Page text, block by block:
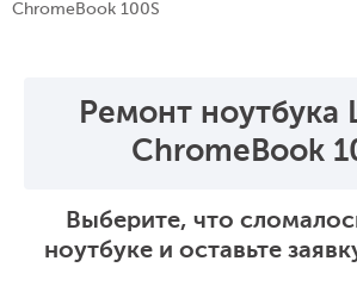
ChromeBook 100S
Ремонт ноутбука
ChromeBook
Выберите, что
ноутбуке и оставьте